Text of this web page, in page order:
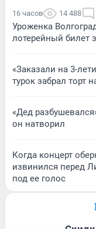
16 часов 14 488
Уроженка
лотерейный билет
«Заказали на 3-
турок забрал торт
«Дед
он натворил
Когда концерт
извинился перед
под ее голос